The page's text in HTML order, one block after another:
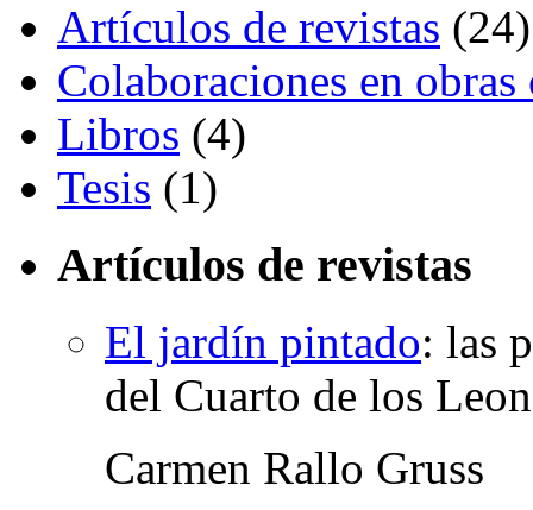
Artículos de revistas (24)
Colaboraciones en
Libros (4)
Tesis (1)
Artículos de revistas
El jardín pintado: las
del Cuarto de los
Carmen Rallo Gruss